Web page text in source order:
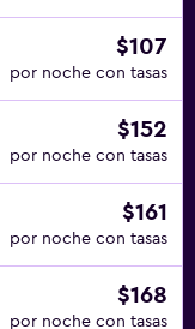
$107
por noche con tasas
$152
por noche con tasas
$161
por noche con tasas
$168
por noche con tasas